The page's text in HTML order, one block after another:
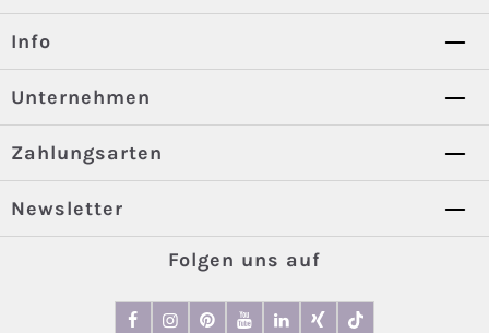
Info
Unternehmen
Zahlungsarten
Newsletter
Folgen uns auf